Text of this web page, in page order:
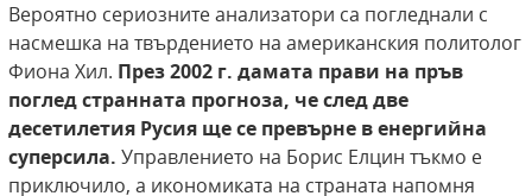
Вероятно сериозните анализатори са погледнали с
насмешка на твърдението на американския политолог
Фиона Хил. През 2002 г. дамата прави на пръв
поглед странната прогноза, че след две
десетилетия Русия ще се превърне в енергийна
суперсила. Управлението на Борис Елцин тъкмо е
приключило, а икономиката на страната напомня